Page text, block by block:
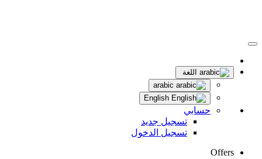
اللغة
حسابي
تسجيل جديد
تسجيل الدخول
Offers